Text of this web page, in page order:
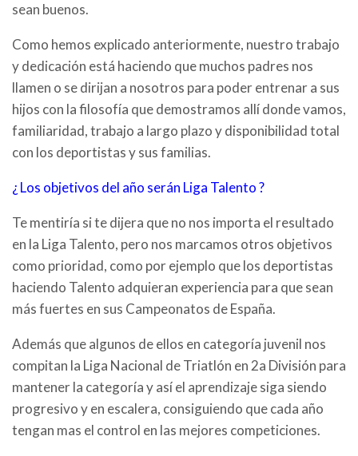
sean buenos.
Como hemos explicado anteriormente, nuestro trabajo
y dedicación está haciendo que muchos padres nos
llamen o se dirijan a nosotros para poder entrenar a sus
hijos con la filosofía que demostramos allí donde vamos,
familiaridad, trabajo a largo plazo y disponibilidad total
con los deportistas y sus familias.
¿ Los objetivos del año serán Liga Talento ?
Te mentiría si te dijera que no nos importa el resultado
en la Liga Talento, pero nos marcamos otros objetivos
como prioridad, como por ejemplo que los deportistas
haciendo Talento adquieran experiencia para que sean
más fuertes en sus Campeonatos de España.
Además que algunos de ellos en categoría juvenil nos
compitan la Liga Nacional de Triatlón en 2a División para
mantener la categoría y así el aprendizaje siga siendo
progresivo y en escalera, consiguiendo que cada año
tengan mas el control en las mejores competiciones.